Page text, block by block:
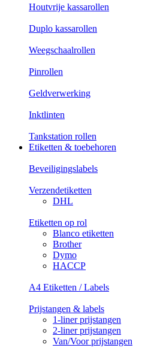
Houtvrije kassarollen
Duplo kassarollen
Weegschaalrollen
Pinrollen
Geldverwerking
Inktlinten
Tankstation rollen
Etiketten & toebehoren
Beveiligingslabels
Verzendetiketten
DHL
Etiketten op rol
Blanco etiketten
Brother
Dymo
HACCP
A4 Etiketten / Labels
Prijstangen & labels
1-liner prijstangen
2-liner prijstangen
Van/Voor prijstangen